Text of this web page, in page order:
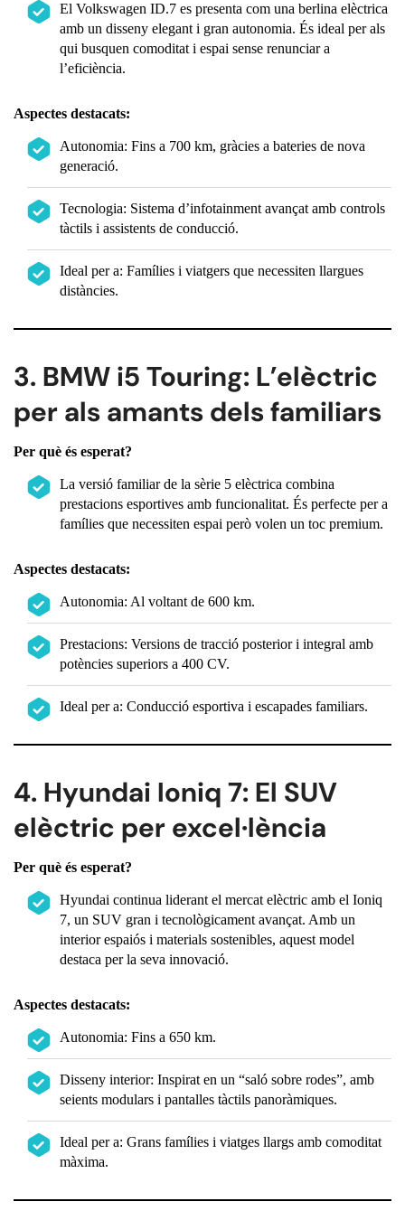
El Volkswagen ID.7 es presenta com una berlina elèctrica
amb un disseny elegant i gran autonomia. És ideal per als
qui busquen comoditat i espai sense renunciar a
l’eficiència.
Aspectes destacats:
Autonomia: Fins a 700 km, gràcies a bateries de nova
generació.
Tecnologia: Sistema d’infotainment avançat amb controls
tàctils i assistents de conducció.
Ideal per a: Famílies i viatgers que necessiten llargues
distàncies.
3. BMW i5 Touring: L’elèctric
per als amants dels familiars
Per què és esperat?
La versió familiar de la sèrie 5 elèctrica combina
prestacions esportives amb funcionalitat. És perfecte per a
famílies que necessiten espai però volen un toc premium.
Aspectes destacats:
Autonomia: Al voltant de 600 km.
Prestacions: Versions de tracció posterior i integral amb
potències superiors a 400 CV.
Ideal per a: Conducció esportiva i escapades familiars.
4. Hyundai Ioniq 7: El SUV
elèctric per excel·lència
Per què és esperat?
Hyundai continua liderant el mercat elèctric amb el Ioniq
7, un SUV gran i tecnològicament avançat. Amb un
interior espaiós i materials sostenibles, aquest model
destaca per la seva innovació.
Aspectes destacats:
Autonomia: Fins a 650 km.
Disseny interior: Inspirat en un “saló sobre rodes”, amb
seients modulars i pantalles tàctils panoràmiques.
Ideal per a: Grans famílies i viatges llargs amb comoditat
màxima.